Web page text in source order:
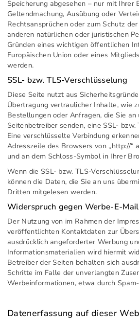
Speicherung abgesehen – nur mit Ihrer
Geltendmachung, Ausübung oder
Rechtsansprüchen oder zum Schutz
anderen natürlichen oder juristischen
Gründen eines wichtigen öffentlichen
Europäischen Union oder eines
werden.
SSL- bzw. TLS-Verschlüsselung
Diese Seite nutzt aus
Übertragung vertraulicher Inhalte, wie
Bestellungen oder Anfragen, die Sie an
Seitenbetreiber senden, eine SSL-
Eine verschlüsselte Verbindung
Adresszeile des Browsers von „http://“
und an dem Schloss-Symbol in Ihrer
Wenn die SSL- bzw. TLS-
können die Daten, die Sie an uns
Dritten mitgelesen werden.
Widerspruch gegen Werbe-E-
Der Nutzung von im Rahmen der
veröffentlichten Kontaktdaten zur
ausdrücklich angeforderter Werbung
Informationsmaterialien wird hiermit
Betreiber der Seiten behalten sich
Schritte im Falle der unverlangten
Werbeinformationen, etwa durch
Datenerfassung auf dieser